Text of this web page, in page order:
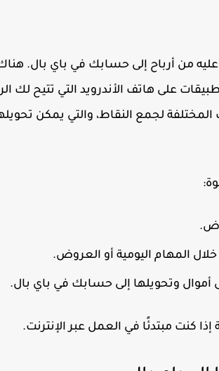
عليه من أرباح إلى حسابك في باي بال.
على هاتف الأندرويد التي تتيح لك
لجمع النقاط، والتي يمكن
المهام اليومية أو العروض.
وتحويلها إلى حسابك في باي بال.
كنت مبتدئًا في العمل عبر الإنترنت.